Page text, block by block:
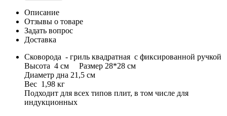
Описание
Отзывы о товаре
Задать вопрос
Доставка
Cковорода - гриль квадратная с фиксированной ручкой
Высота 4 см Размер 28*28 см
Диаметр дна 21,5 см
Вес 1,98 кг
Подходит для всех типов плит, в том числе для
индукционных